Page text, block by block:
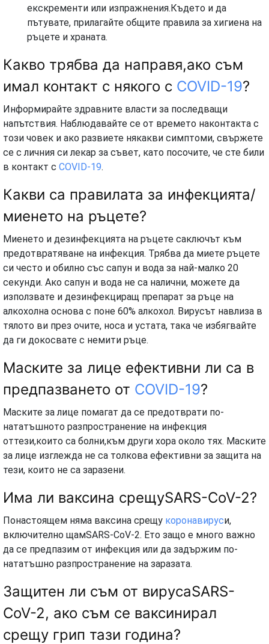
екскременти или изпражнения.Където и да
пътувате, прилагайте общите правила за хигиена на
ръцете и храната.
Какво трябва да направя,ако съм
имал контакт с някого с COVID-19?
Информирайте здравните власти за последващи
напътствия. Наблюдавайте се от времето наконтакта с
този човек и ако развиете някакви симптоми, свържете
се с личния си лекар за съвет, като посочите, че сте били
в контакт с COVID-19.
Какви са правилата за инфекцията/
миенето на ръцете?
Миенето и дезинфекцията на ръцете саключът към
предотвратяване на инфекция. Трябва да миете ръцете
си често и обилно със сапун и вода за най-малко 20
секунди. Ако сапун и вода не са налични, можете да
използвате и дезинфекциращ препарат за ръце на
алкохолна основа с поне 60% алкохол. Вирусът навлиза в
тялото ви през очите, носа и устата, така че избягвайте
да ги докосвате с немити ръце.
Маските за лице ефективни ли са в
предпазването от COVID-19?
Маските за лице помагат да се предотврати по-
нататъшното разпространение на инфекция
оттези,които са болни,към други хора около тях. Маските
за лице изглежда не са толкова ефективни за защита на
тези, които не са заразени.
Има ли ваксина срещуSARS-CoV-2?
Понастоящем няма ваксина срещу коронавируси,
включително щамSARS-CoV-2. Ето защо е много важно
да се предпазим от инфекция или да задържим по-
нататъшно разпространение на заразата.
Защитен ли съм от вирусаSARS-
CoV-2, ако съм се ваксинирал
срещу грип тази година?